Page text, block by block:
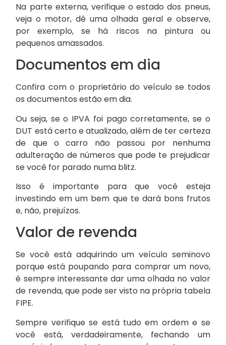
Na parte externa, verifique o estado dos pneus,
veja o motor, dê uma olhada geral e observe,
por exemplo, se há riscos na pintura ou
pequenos amassados.
Documentos em dia
Confira com o proprietário do veículo se todos
os documentos estão em dia.
Ou seja, se o IPVA foi pago corretamente, se o
DUT está certo e atualizado, além de ter certeza
de que o carro não passou por nenhuma
adulteração de números que pode te prejudicar
se você for parado numa blitz.
Isso é importante para que você esteja
investindo em um bem que te dará bons frutos
e, não, prejuízos.
Valor de revenda
Se você está adquirindo um veículo seminovo
porque está poupando para comprar um novo,
é sempre interessante dar uma olhada no valor
de revenda, que pode ser visto na própria tabela
FIPE.
Sempre verifique se está tudo em ordem e se
você está, verdadeiramente, fechando um